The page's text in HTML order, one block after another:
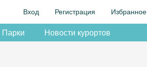
Вход Регистрация Избранное
Парки Новости курортов